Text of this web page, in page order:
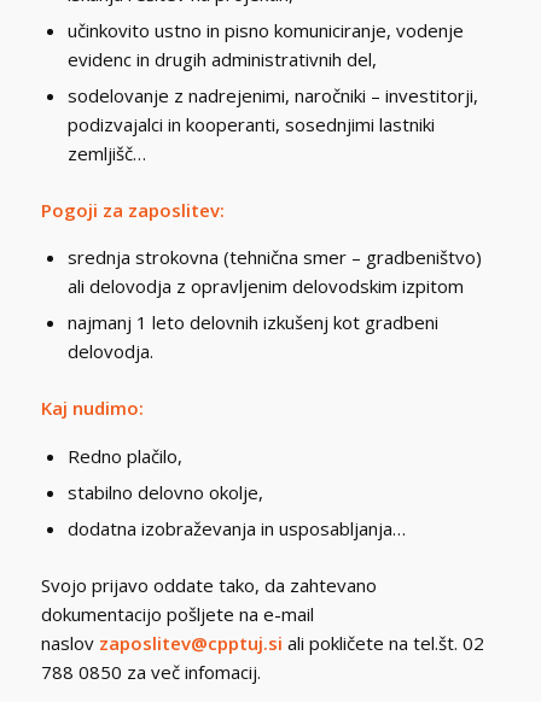
učinkovito ustno in pisno komuniciranje, vodenje
evidenc in drugih administrativnih del,
sodelovanje z nadrejenimi, naročniki – investitorji,
podizvajalci in kooperanti, sosednjimi lastniki
zemljišč…
Pogoji za zaposlitev:
srednja strokovna (tehnična smer – gradbeništvo)
ali delovodja z opravljenim delovodskim izpitom
najmanj 1 leto delovnih izkušenj kot gradbeni
delovodja.
Kaj nudimo:
Redno plačilo,
stabilno delovno okolje,
dodatna izobraževanja in usposabljanja…
Svojo prijavo oddate tako, da zahtevano
dokumentacijo pošljete na e-mail
naslov zaposlitev@cpptuj.si ali pokličete na tel.št. 02
788 0850 za več infomacij.